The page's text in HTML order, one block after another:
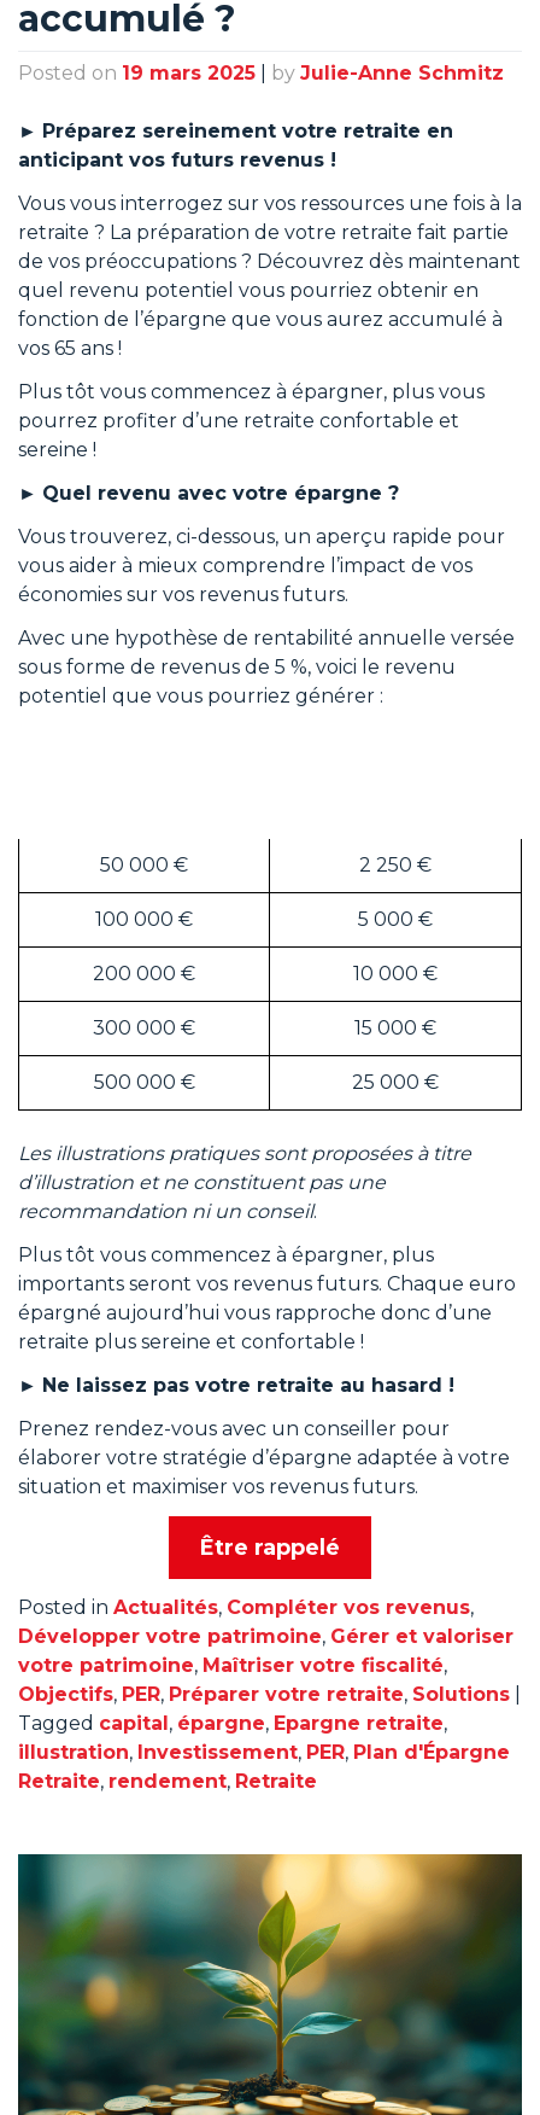
accumulé ?
Posted on 19 mars 2025 by Julie-Anne Schmitz
► Préparez sereinement votre retraite en
anticipant vos futurs revenus !
Vous vous interrogez sur vos ressources une fois à la
retraite ? La préparation de votre retraite fait partie
de vos préoccupations ? Découvrez dès maintenant
quel revenu potentiel vous pourriez obtenir en
fonction de l’épargne que vous aurez accumulé à
vos 65 ans !
Plus tôt vous commencez à épargner, plus vous
pourrez profiter d’une retraite confortable et
sereine !
► Quel revenu avec votre épargne ?
Vous trouverez, ci-dessous, un aperçu rapide pour
vous aider à mieux comprendre l’impact de vos
économies sur vos revenus futurs.
Avec une hypothèse de rentabilité annuelle versée
sous forme de revenus de 5 %, voici le revenu
potentiel que vous pourriez générer :
50 000 € 2 250 €
100 000 € 5 000 €
200 000 € 10 000 €
300 000 € 15 000 €
500 000 € 25 000 €
Les illustrations pratiques sont proposées à titre
d’illustration et ne constituent pas une
recommandation ni un conseil.
Plus tôt vous commencez à épargner, plus
importants seront vos revenus futurs. Chaque euro
épargné aujourd’hui vous rapproche donc d’une
retraite plus sereine et confortable !
► Ne laissez pas votre retraite au hasard !
Prenez rendez-vous avec un conseiller pour
élaborer votre stratégie d’épargne adaptée à votre
situation et maximiser vos revenus futurs.
Être rappelé
Posted in Actualités, Compléter vos revenus,
Développer votre patrimoine, Gérer et valoriser
votre patrimoine, Maîtriser votre fiscalité,
Objectifs, PER, Préparer votre retraite, Solutions
Tagged capital, épargne, Epargne retraite,
illustration, Investissement, PER, Plan d'Épargne
Retraite, rendement, Retraite